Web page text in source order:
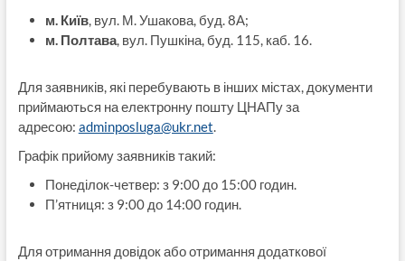
м. Київ, вул. М. Ушакова, буд. 8А;
м. Полтава, вул. Пушкіна, буд. 115, каб. 16.
Для заявників, які перебувають в інших містах, документи
приймаються на електронну пошту ЦНАПу за
адресою: adminposluga@ukr.net.
Графік прийому заявників такий:
Понеділок-четвер: з 9:00 до 15:00 годин.
П’ятниця: з 9:00 до 14:00 годин.
Для отримання довідок або отримання додаткової